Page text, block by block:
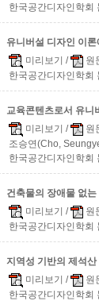
한국공간디자인학회
유니버설 디자인 이
미리보기 / 원
한국공간디자인학회
교육콘텐츠로서 유니
미리보기 / 원
조승연(Cho,
한국공간디자인학회
건축물의 장애물 없
미리보기 / 원
한국공간디자인학회
지역성 기반의 제석
미리보기 / 원
한국공간디자인학회